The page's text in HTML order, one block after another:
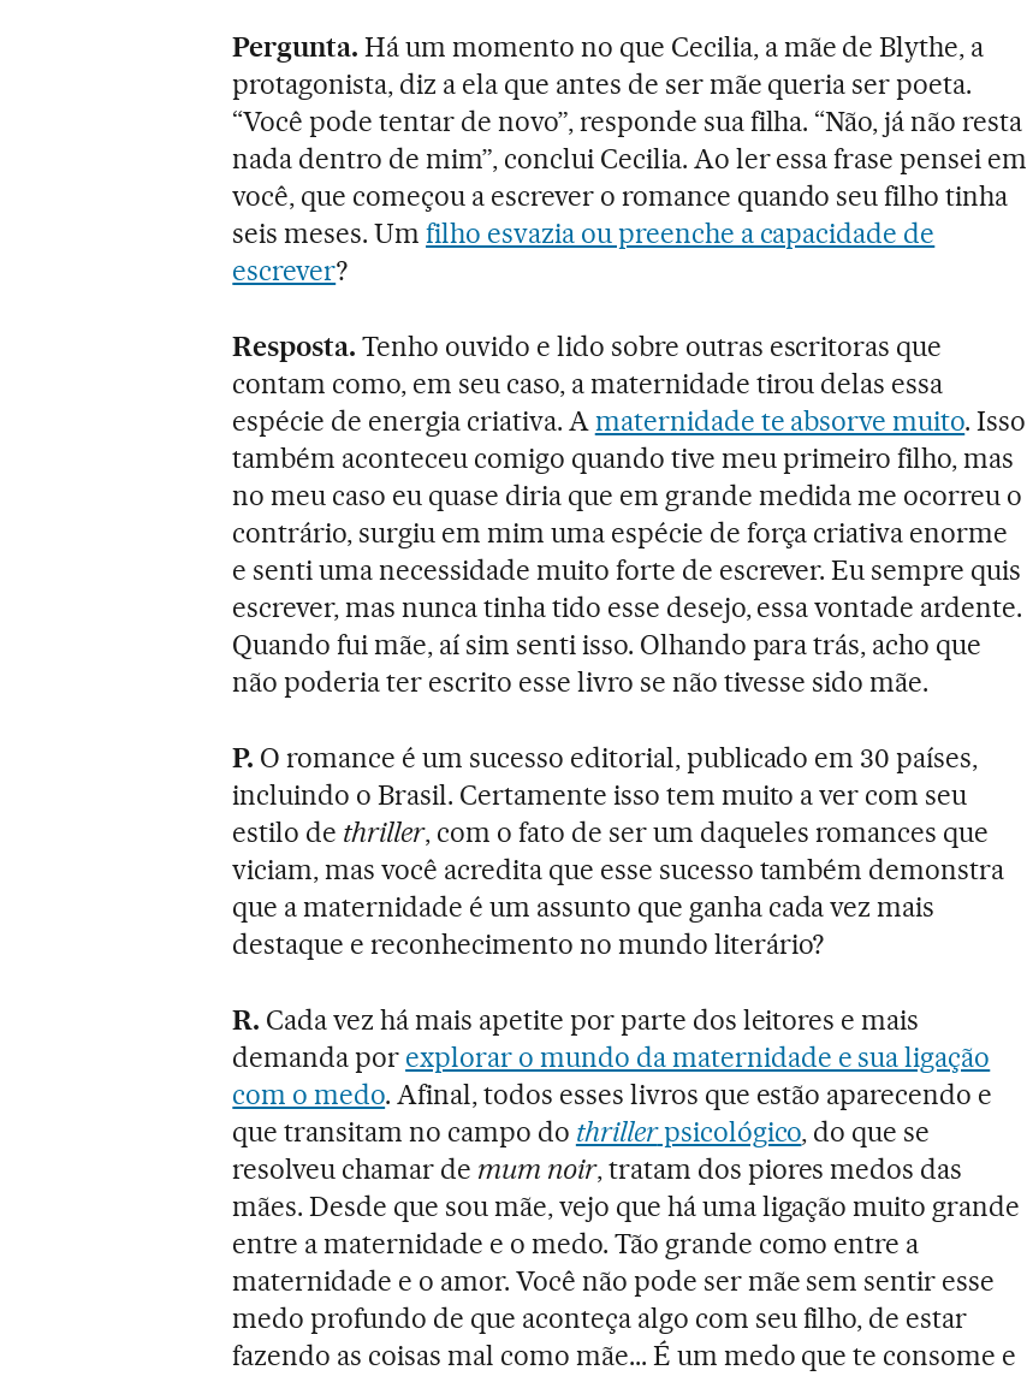
Pergunta. Há um momento no que Cecilia, a mãe de Blythe, a
protagonista, diz a ela que antes de ser mãe queria ser poeta.
“Você pode tentar de novo”, responde sua filha. “Não, já não resta
nada dentro de mim”, conclui Cecilia. Ao ler essa frase pensei em
você, que começou a escrever o romance quando seu filho tinha
seis meses. Umfilho esvazia ou preenche a capacidade de
escrever?
Resposta. Tenho ouvido e lido sobre outras escritoras que
contam como, em seu caso, a maternidade tirou delas essa
espécie de energia criativa. Amaternidade te absorve muito. Isso
também aconteceu comigo quando tive meu primeiro filho, mas
no meu caso eu quase diria que em grande medida me ocorreu o
contrário, surgiu em mim uma espécie de força criativa enorme
e senti uma necessidade muito forte de escrever. Eu sempre quis
escrever, mas nunca tinha tido esse desejo, essa vontade ardente.
Quando fui mãe, aí sim senti isso. Olhando para trás, acho que
não poderia ter escrito esse livro se não tivesse sido mãe.
P. O romance é um sucesso editorial, publicado em 30 países,
incluindo o Brasil. Certamente isso tem muito a ver com seu
estilo de thriller, com o fato de ser um daqueles romances que
viciam, mas você acredita que esse sucesso também demonstra
que a maternidade é um assunto que ganha cada vez mais
destaque e reconhecimento no mundo literário?
R. Cada vez há mais apetite por parte dos leitores e mais
demanda por explorar o mundo da maternidade e sua ligação
com o medo. Afinal, todos esses livros que estão aparecendo e
que transitam no campo do thrillerpsicológico, do que se
resolveu chamar de mum noir, tratam dos piores medos das
mães. Desde que sou mãe, vejo que há uma ligação muito grande
entre a maternidade e o medo. Tão grande como entre a
maternidade e o amor. Você não pode ser mãe sem sentir esse
medo profundo de que aconteça algo com seu filho, de estar
fazendo as coisas mal como mãe... É um medo que te consome e